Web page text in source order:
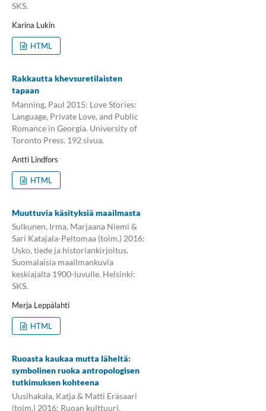
SKS.
Karina Lukin
HTML
Rakkautta khevsuretilaisten
tapaan
Manning, Paul 2015: Love Stories:
Language, Private Love, and Public
Romance in Georgia. University of
Toronto Press. 192 sivua.
Antti Lindfors
HTML
Muuttuvia käsityksiä maailmasta
Sulkunen, Irma, Marjaana Niemi &
Sari Katajala-Peltomaa (toim.) 2016:
Usko, tiede ja historiankirjoitus.
Suomalaisia maailmankuvia
keskiajalta 1900-luvulle. Helsinki:
SKS.
Merja Leppälahti
HTML
Ruoasta kaukaa mutta läheltä:
symbolinen ruoka antropologisen
tutkimuksen kohteena
Uusihakala, Katja & Matti Eräsaari
(toim.) 2016: Ruoan kulttuuri.